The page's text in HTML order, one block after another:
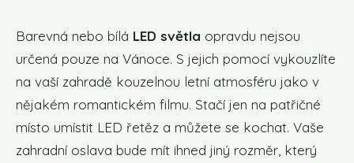
Barevná nebo bílá LED světla opravdu nejsou
určená pouze na Vánoce. S jejich pomocí vykouzlíte
na vaší zahradě kouzelnou letní atmosféru jako v
nějakém romantickém filmu. Stačí jen na patřičné
místo umístit LED řetěz a můžete se kochat. Vaše
zahradní oslava bude mít ihned jiný rozměr, který